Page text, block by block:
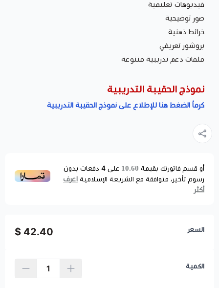
فيديوهات تعليمية
صور توضيحية
خرائط ذهنية
بروشور تعريفي
ملفات دعم تدريبية متنوعة
نموذج الحقيبة التدريبية
كرماُ الضغط هنا للإطلاع على نموذج الحقيبة التدريبية
أو قسم فاتورتك بقيمة 10.60 على 4 دفعات بدون
رسوم تأخير، متوافقة مع الشريعة الإسلامية اعرف
أكثر
السعر 42.40 $
الكمية